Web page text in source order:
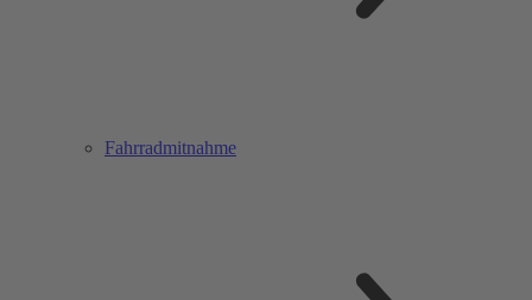
Fahrradmitnahme